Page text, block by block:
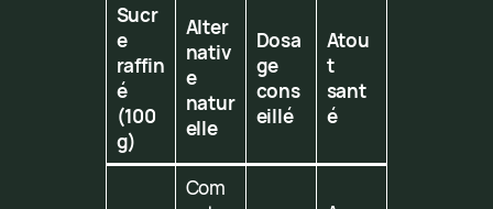
Sucr
e
raffin
é
(100
g)
Alter
nativ
e
natur
elle
Dosa
ge
cons
eillé
Atou
t
sant
é
Com